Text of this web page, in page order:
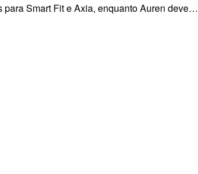
Smart Fit e Axia, enquanto Auren deve…